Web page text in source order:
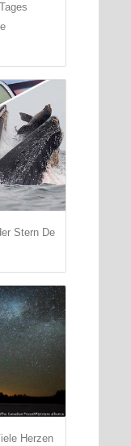
Stern De
Herzen